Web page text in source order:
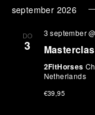
september 2026
DO
3
3 september
2FitHorses
Netherlands
€39,95